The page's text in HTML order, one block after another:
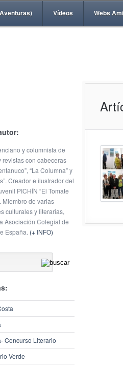
Vídeos Webs
y columnista de
revistas con cabeceras
“La Columna” y
Creador e ilustrador del
PICHÍN “El Tomate
Miembro de varias
culturales y literarias,
Asociación Colegial de
España. (+ INFO)
Concurso Literario
Verde